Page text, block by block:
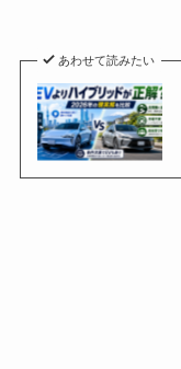
あわせて読みたい